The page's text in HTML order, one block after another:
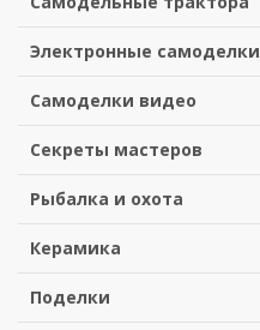
Электронные самоделки
Самоделки видео
Секреты мастеров
Рыбалка и охота
Керамика
Поделки